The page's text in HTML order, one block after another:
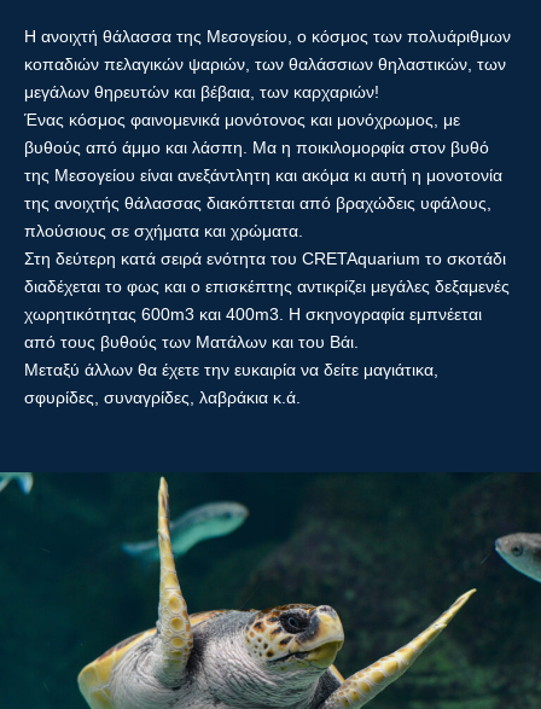
Η ανοιχτή θάλασσα της Μεσογείου, ο κόσμος των πολυάριθμων
κοπαδιών πελαγικών ψαριών, των θαλάσσιων θηλαστικών, των
μεγάλων θηρευτών και βέβαια, των καρχαριών!
Ένας κόσμος φαινομενικά μονότονος και μονόχρωμος, με
βυθούς από άμμο και λάσπη. Μα η ποικιλομορφία στον βυθό
της Μεσογείου είναι ανεξάντλητη και ακόμα κι αυτή η μονοτονία
της ανοιχτής θάλασσας διακόπτεται από βραχώδεις υφάλους,
πλούσιους σε σχήματα και χρώματα.
Στη δεύτερη κατά σειρά ενότητα του CRETAquarium το σκοτάδι
διαδέχεται το φως και ο επισκέπτης αντικρίζει μεγάλες δεξαμενές
χωρητικότητας 600m3 και 400m3. H σκηνογραφία εμπνέεται
από τους βυθούς των Ματάλων και του Βάι.
Μεταξύ άλλων θα έχετε την ευκαιρία να δείτε μαγιάτικα,
σφυρίδες, συναγρίδες, λαβράκια κ.ά.